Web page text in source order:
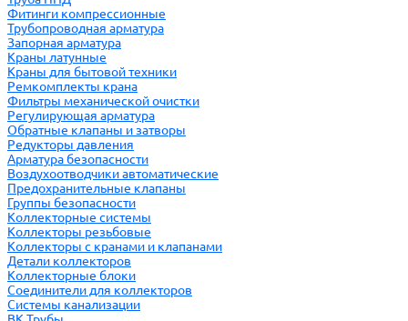
Фитинги компрессионные
Трубопроводная арматура
Запорная арматура
Краны латунные
Краны для бытовой техники
Ремкомплекты крана
Фильтры механической очистки
Регулирующая арматура
Обратные клапаны и затворы
Редукторы давления
Арматура безопасности
Воздухоотводчики автоматические
Предохранительные клапаны
Группы безопасности
Коллекторные системы
Коллекторы резьбовые
Коллекторы с кранами и клапанами
Детали коллекторов
Коллекторные блоки
Соединители для коллекторов
Системы канализации